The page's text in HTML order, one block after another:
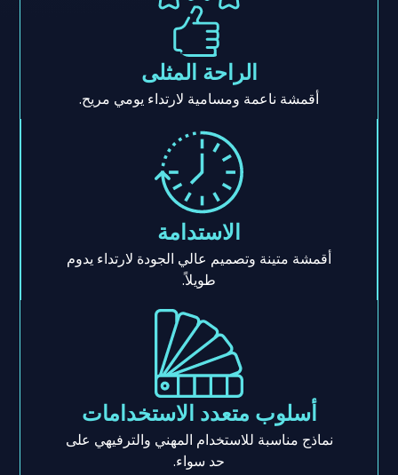
الراحة المثلى
أقمشة ناعمة ومسامية لارتداء يومي مريح.
الاستدامة
أقمشة متينة وتصميم عالي الجودة لارتداء يدوم
طويلاً.
أسلوب متعدد الاستخدامات
نماذج مناسبة للاستخدام المهني والترفيهي على
حد سواء.